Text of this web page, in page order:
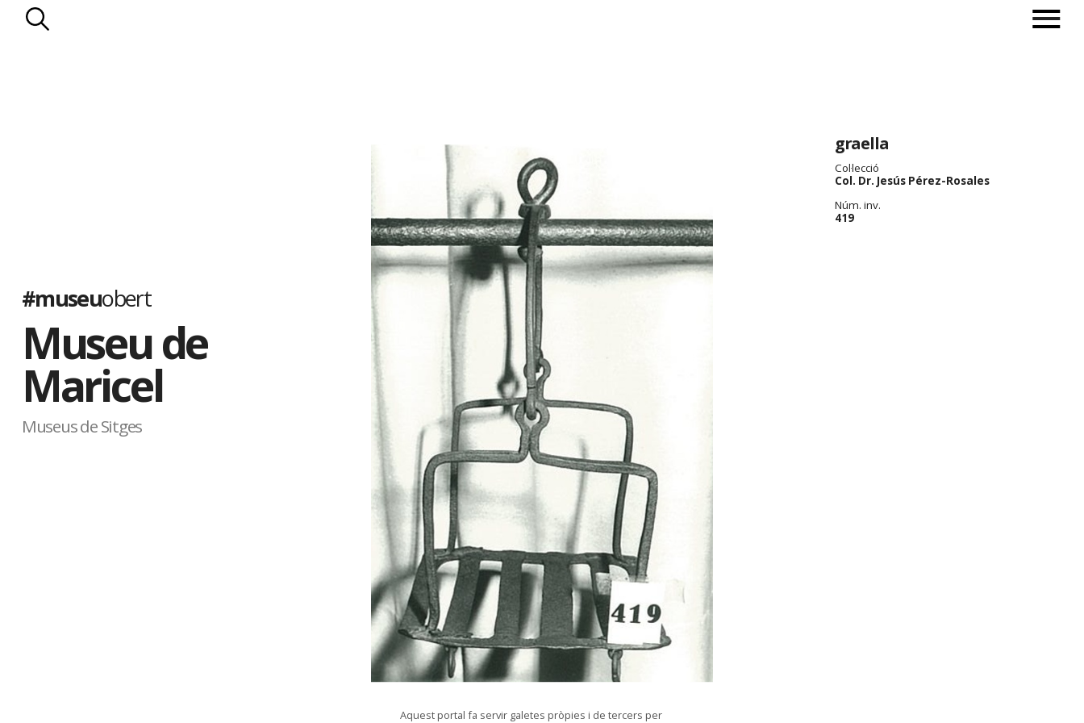
#museuobert
Museu de
Maricel
Museus de Sitges
graella
Col·lecció
Col. Dr. Jesús Pérez-Rosales
Núm. inv.
419
Aquest portal fa servir galetes pròpies i de tercers per